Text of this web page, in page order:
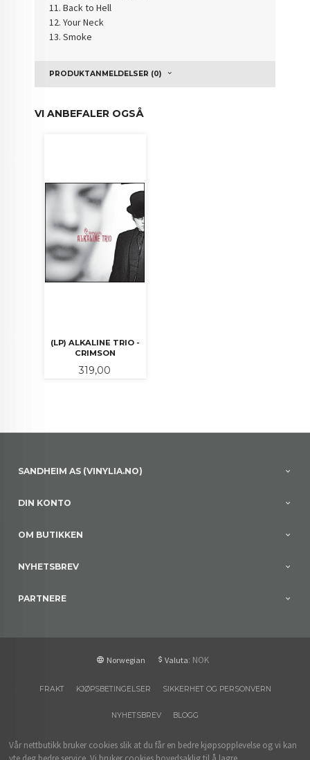
Back to Hell
Your Neck
Smoke
PRODUKTANMELDELSER (0)
VI ANBEFALER OGSÅ
(LP) ALKALINE TRIO -
CRIMSON
Pris
319,00
SANDHEIM AS (VINYLIA.NO)
DIN KONTO
OM BUTIKKEN
NYHETSBREV
PARTNERE
Norwegian Valuta: NOK
FRAKT KJØPSBETINGELSER SIKKERHET OG PERSONVERN
NYHETSBREV BLOGG
Vår nettbutikk bruker cookies slik at du får en bedre kjøpsopplevelse og vi kan